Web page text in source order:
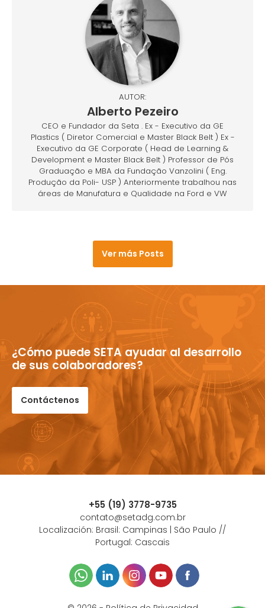
AUTOR:
Alberto Pezeiro
CEO e Fundador da Seta . Ex - Executivo da GE
Plastics ( Diretor Comercial e Master Black Belt ) Ex -
Executivo da GE Corporate ( Head de Learning &
Development e Master Black Belt ) Professor de Pós
Graduação e MBA da Fundação Vanzolini ( Eng.
Produção da Poli- USP ) Anteriormente trabalhou nas
áreas de Manufatura e Qualidade na Ford e VW
Ver más Posts
¿Cómo puede SETA ayudar al desarrollo
de sus colaboradores?
Contáctenos
+55 (19) 3778-9735
contato@setadg.com.br
Localización: Brasil: Campinas | São Paulo //
Portugal: Cascais